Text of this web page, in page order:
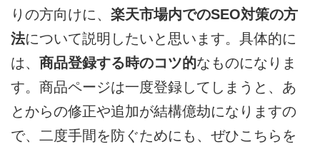
りの方向けに、 楽天市場内でのSEO対策の方
法について説明したいと思います。具体的に
は、 商品登録する時のコツ的なものになりま
す。商品ページは一度登録してしまうと、あ
とからの修正や追加が結構億劫になりますの
で、二度手間を防ぐためにも、ぜひこちらを